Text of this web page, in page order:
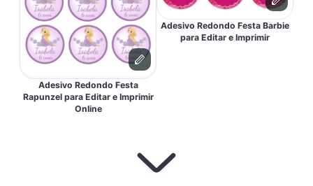
Adesivo Redondo Festa
Rapunzel para Editar e Imprimir
Online
Adesivo Redondo Festa Barbie
para Editar e Imprimir